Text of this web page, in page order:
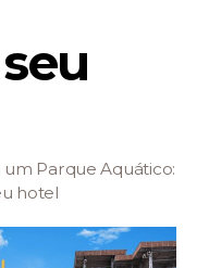
Parque Aquático:
hotel